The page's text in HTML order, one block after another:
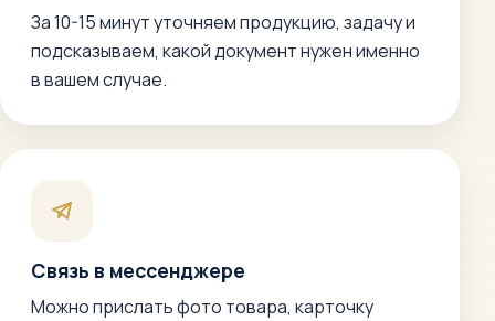
За 10-15 минут уточняем продукцию, задачу и
подсказываем, какой документ нужен именно
в вашем случае.
Связь в мессенджере
Можно прислать фото товара, карточку